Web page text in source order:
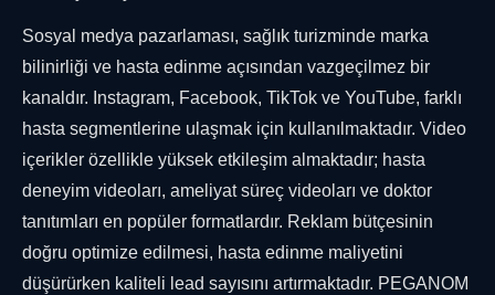
Sosyal medya pazarlaması, sağlık turizminde marka
bilinirliği ve hasta edinme açısından vazgeçilmez bir
kanaldır. Instagram, Facebook, TikTok ve YouTube, farklı
hasta segmentlerine ulaşmak için kullanılmaktadır. Video
içerikler özellikle yüksek etkileşim almaktadır; hasta
deneyim videoları, ameliyat süreç videoları ve doktor
tanıtımları en popüler formatlardır. Reklam bütçesinin
doğru optimize edilmesi, hasta edinme maliyetini
düşürürken kaliteli lead sayısını artırmaktadır. PEGANOM